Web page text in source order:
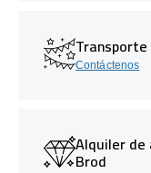
Contáctenos
Alquiler de
Brod